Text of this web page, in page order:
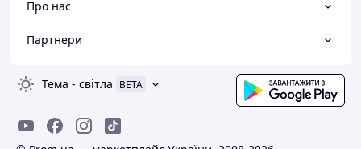
Про нас
Партнери
Тема - світла BETA